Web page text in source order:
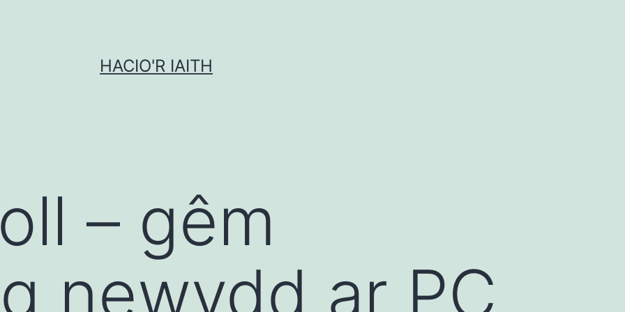
HACIO'R IAITH
– gêm
newydd ar PC